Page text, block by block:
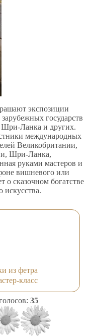
экспозиции
государств
Ланка и других.
международных
Великобритании,
Шри-Ланка,
руками мастеров и
вишневого или
о сказочном богатстве
искусства.
из фетра
класс
35